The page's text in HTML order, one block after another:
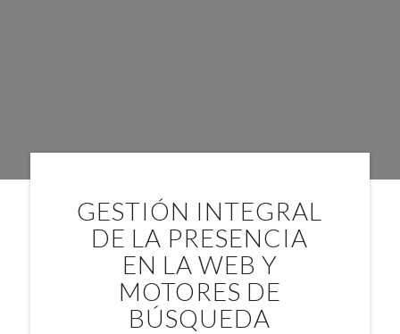
GESTIÓN INTEGRAL
DE LA PRESENCIA
EN LA WEB Y
MOTORES DE
BÚSQUEDA